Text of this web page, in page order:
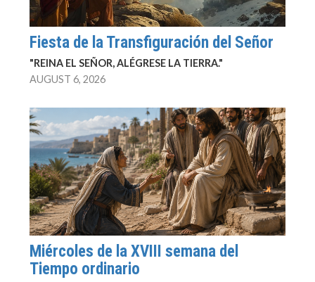
Fiesta de la Transfiguración del Señor
"REINA EL SEÑOR, ALÉGRESE LA TIERRA."
AUGUST 6, 2026
Miércoles de la XVIII semana del
Tiempo ordinario